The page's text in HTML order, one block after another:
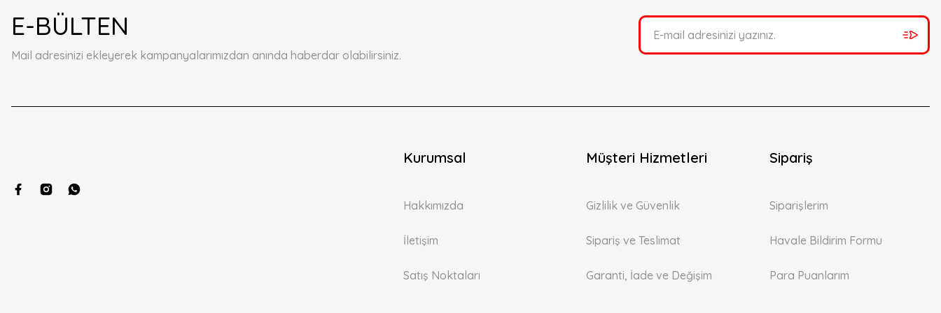
Ürün açıklamasında eksik bilgiler bulunuyor.
Ürün fiyatı diğer sitelerden daha pahalı.
E-BÜLTEN
Mail adresinizi ekleyerek kampanyalarımızdan anında haberdar olabilirsiniz.
Kurumsal
Hakkımızda
İletişim
Satış Noktaları
Müşteri Hizmetleri
Gizlilik ve Güvenlik
Sipariş ve Teslimat
Garanti, İade ve Değişim
Sipariş
Siparişlerim
Havale Bildirim Formu
Para Puanlarım